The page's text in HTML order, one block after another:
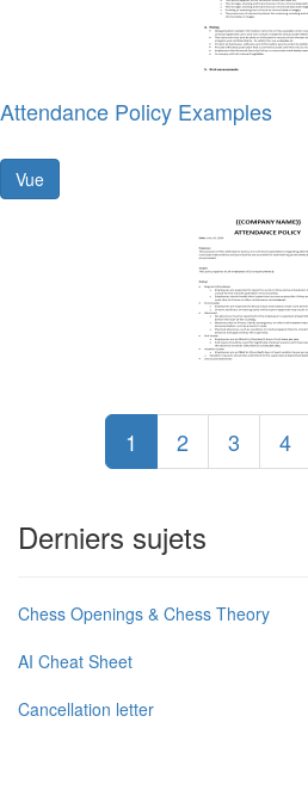
Attendance Policy Examples
Vue
1 2 3 4
Derniers sujets
Chess Openings & Chess Theory
AI Cheat Sheet
Cancellation letter